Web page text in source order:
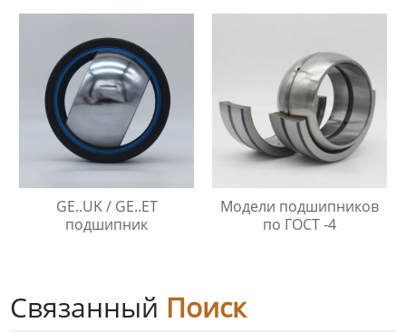
GE..UK / GE..ET
подшипник
Модели подшипников
по ГОСТ -4
Связанный Поиск